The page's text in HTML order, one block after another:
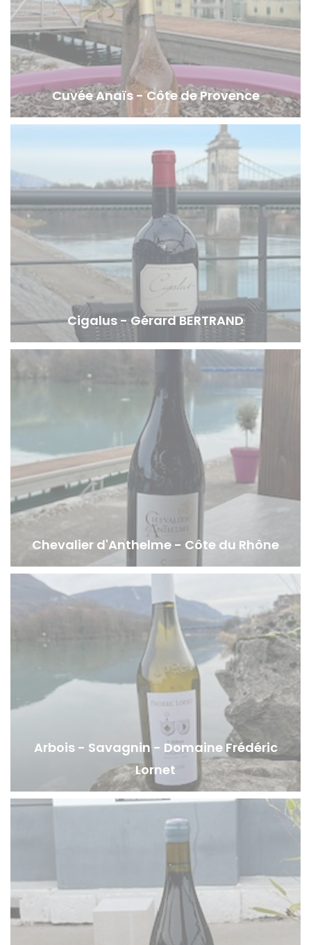
Cuvée Anaïs - Côte de Provence
Cigalus - Gérard BERTRAND
Chevalier d'Anthelme - Côte du Rhône
Arbois - Savagnin - Domaine Frédéric
Lornet